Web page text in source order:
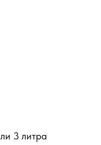
3 литра